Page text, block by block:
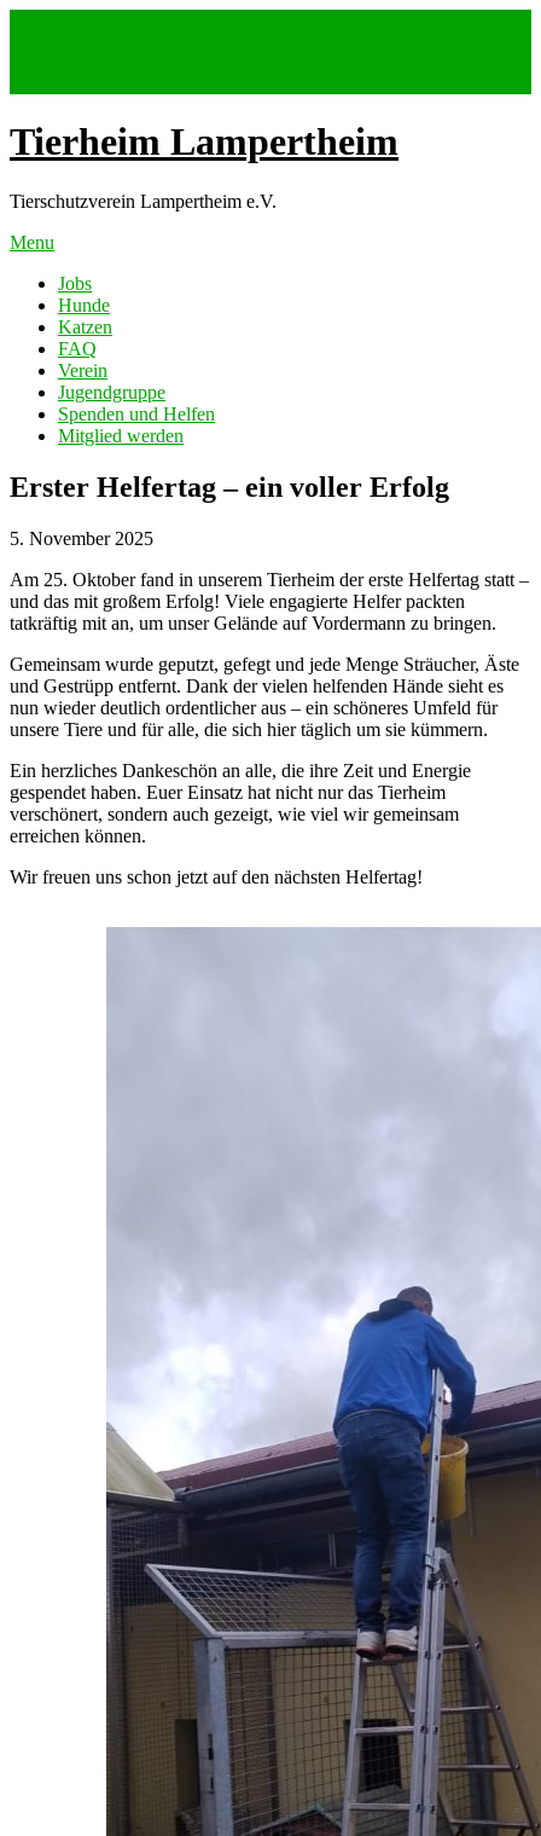
Tierheim Lampertheim
Tierschutzverein Lampertheim e.V.
Menu
Jobs
Hunde
Katzen
FAQ
Verein
Jugendgruppe
Spenden und Helfen
Mitglied werden
Erster Helfertag – ein voller Erfolg
5. November 2025
Am 25. Oktober fand in unserem Tierheim der erste Helfertag statt –
und das mit großem Erfolg! Viele engagierte Helfer packten
tatkräftig mit an, um unser Gelände auf Vordermann zu bringen.
Gemeinsam wurde geputzt, gefegt und jede Menge Sträucher, Äste
und Gestrüpp entfernt. Dank der vielen helfenden Hände sieht es
nun wieder deutlich ordentlicher aus – ein schöneres Umfeld für
unsere Tiere und für alle, die sich hier täglich um sie kümmern.
Ein herzliches Dankeschön an alle, die ihre Zeit und Energie
gespendet haben. Euer Einsatz hat nicht nur das Tierheim
verschönert, sondern auch gezeigt, wie viel wir gemeinsam
erreichen können.
Wir freuen uns schon jetzt auf den nächsten Helfertag!